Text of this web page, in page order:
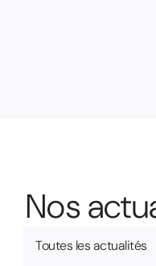
Nos actu
Toutes les actualités